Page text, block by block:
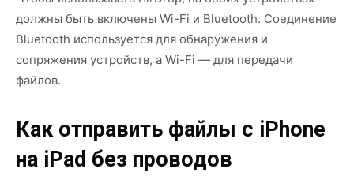
должны быть включены Wi-Fi и Bluetooth. Соединение
Bluetooth используется для обнаружения и
сопряжения устройств, а Wi-Fi — для передачи
файлов.
Как отправить файлы с iPhone
на iPad без проводов